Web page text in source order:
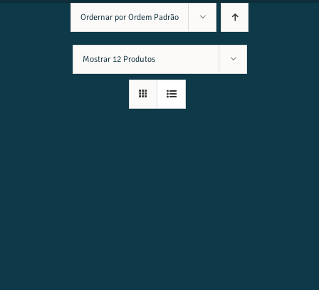
Ordernar por Ordem Padrão
Mostrar 12 Produtos